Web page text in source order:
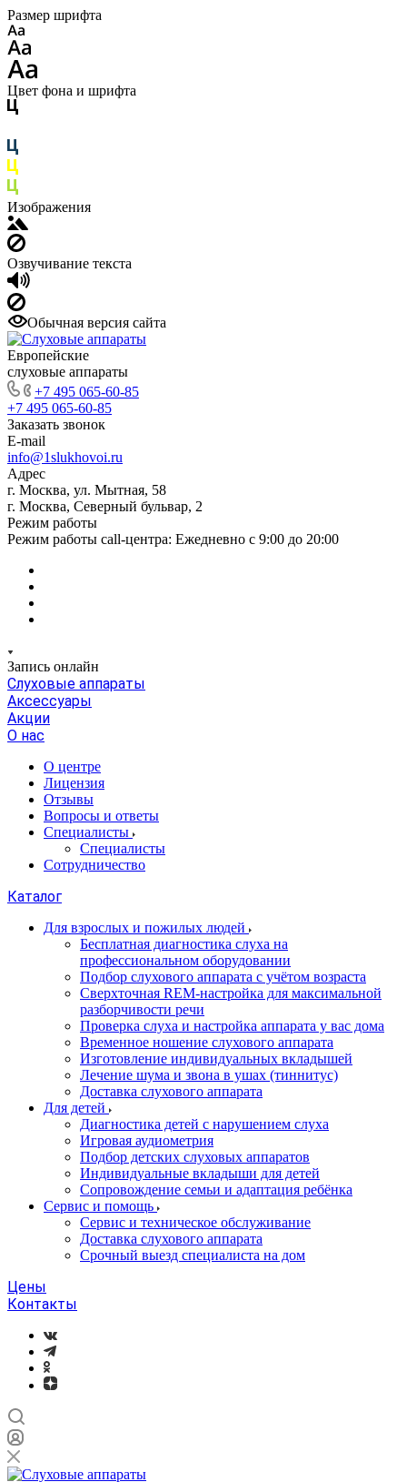
Размер шрифта
Цвет фона и шрифта
Изображения
Озвучивание текста
Обычная версия сайта
Европейские
слуховые аппараты
+7 495 065-60-85
+7 495 065-60-85
Заказать звонок
E-mail
info@1slukhovoi.ru
Адрес
г. Москва, ул. Мытная, 58
г. Москва, Северный бульвар, 2
Режим работы
Режим работы call-центра: Ежедневно с 9:00 до 20:00
Запись онлайн
Слуховые аппараты
Аксессуары
Акции
О нас
О центре
Лицензия
Отзывы
Вопросы и ответы
Специалисты
Специалисты
Сотрудничество
Каталог
Для взрослых и пожилых людей
Бесплатная диагностика слуха на
профессиональном оборудовании
Подбор слухового аппарата с учётом возраста
Сверхточная REM-настройка для максимальной
разборчивости речи
Проверка слуха и настройка аппарата у вас дома
Временное ношение слухового аппарата
Изготовление индивидуальных вкладышей
Лечение шума и звона в ушах (тиннитус)
Доставка слухового аппарата
Для детей
Диагностика детей с нарушением слуха
Игровая аудиометрия
Подбор детских слуховых аппаратов
Индивидуальные вкладыши для детей
Сопровождение семьи и адаптация ребёнка
Сервис и помощь
Сервис и техническое обслуживание
Доставка слухового аппарата
Срочный выезд специалиста на дом
Цены
Контакты